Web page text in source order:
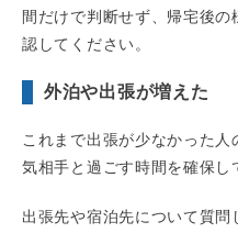
間だけで判断せず、帰宅後
認してください。
外泊や出張が増えた
これまで出張が少なかった
気相手と過ごす時間を確保し
出張先や宿泊先について質